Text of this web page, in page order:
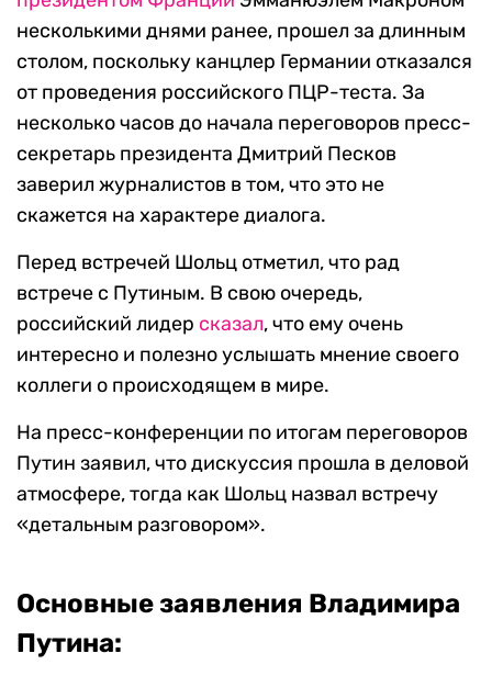
несколькими днями ранее, прошел за длинным
столом, поскольку канцлер Германии отказался
от проведения российского ПЦР-теста. За
несколько часов до начала переговоров пресс-
секретарь президента Дмитрий Песков
заверил журналистов в том, что это не
скажется на характере диалога.
Перед встречей Шольц отметил, что рад
встрече с Путиным. В свою очередь,
российский лидер сказал, что ему очень
интересно и полезно услышать мнение своего
коллеги о происходящем в мире.
На пресс-конференции по итогам переговоров
Путин заявил, что дискуссия прошла в деловой
атмосфере, тогда как Шольц назвал встречу
«детальным разговором».
Основные заявления Владимира
Путина: